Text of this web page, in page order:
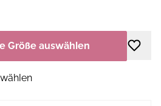
Größe auswählen